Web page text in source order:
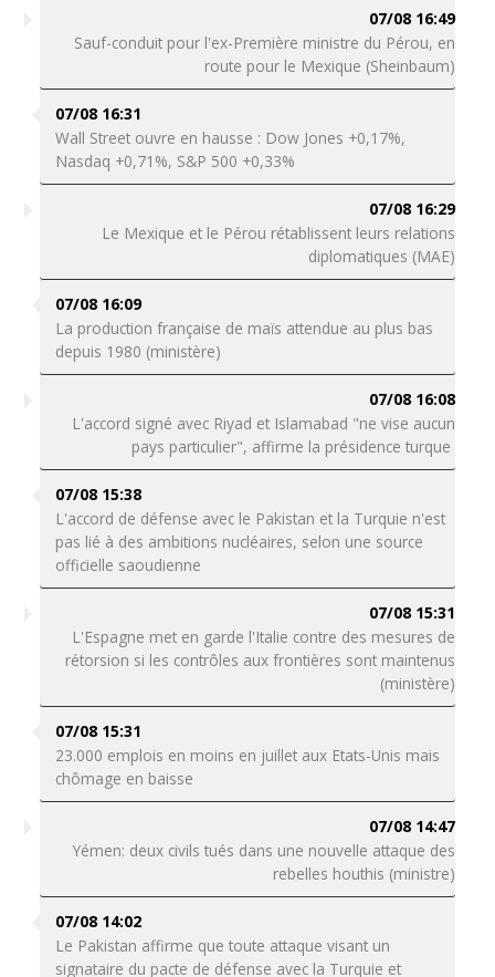
07/08 16:49
Sauf-conduit pour l'ex-Première ministre du Pérou, en
route pour le Mexique (Sheinbaum)
07/08 16:31
Wall Street ouvre en hausse : Dow Jones +0,17%,
Nasdaq +0,71%, S&P 500 +0,33%
07/08 16:29
Le Mexique et le Pérou rétablissent leurs relations
diplomatiques (MAE)
07/08 16:09
La production française de maïs attendue au plus bas
depuis 1980 (ministère)
07/08 16:08
L'accord signé avec Riyad et Islamabad "ne vise aucun
pays particulier", affirme la présidence turque
07/08 15:38
L'accord de défense avec le Pakistan et la Turquie n'est
pas lié à des ambitions nucléaires, selon une source
officielle saoudienne
07/08 15:31
L'Espagne met en garde l'Italie contre des mesures de
rétorsion si les contrôles aux frontières sont maintenus
(ministère)
07/08 15:31
23.000 emplois en moins en juillet aux Etats-Unis mais
chômage en baisse
07/08 14:47
Yémen: deux civils tués dans une nouvelle attaque des
rebelles houthis (ministre)
07/08 14:02
Le Pakistan affirme que toute attaque visant un
signataire du pacte de défense avec la Turquie et